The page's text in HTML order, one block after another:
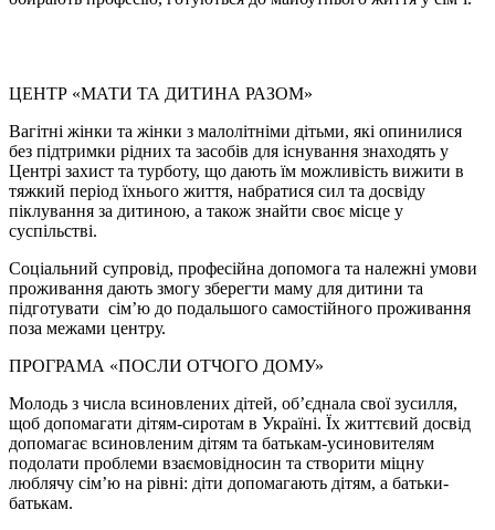
ЦЕНТР «МАТИ ТА ДИТИНА РАЗОМ»
Вагітні жінки та жінки з малолітніми дітьми, які опинилися
без підтримки рідних та засобів для існування знаходять у
Центрі захист та турботу, що дають їм можливість вижити в
тяжкий період їхнього життя, набратися сил та досвіду
піклування за дитиною, а також знайти своє місце у
суспільстві.
Соціальний супровід, професійна допомога та належні умови
проживання дають змогу зберегти маму для дитини та
підготувати сім’ю до подальшого самостійного проживання
поза межами центру.
ПРОГРАМА «ПОСЛИ ОТЧОГО ДОМУ»
Молодь з числа всиновлених дітей, об’єднала свої зусилля,
щоб допомагати дітям-сиротам в Україні. Їх життєвий досвід
допомагає всиновленим дітям та батькам-усиновителям
подолати проблеми взаємовідносин та створити міцну
люблячу сім’ю на рівні: діти допомагають дітям, а батьки-
батькам.